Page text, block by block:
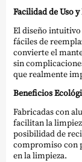
Facilidad de Uso
El diseño intuitivo
fáciles de
convierte el
sin
que realmente
Beneficios
Fabricadas con
facilitan la
posibilidad de
compromiso con
en la limpieza.